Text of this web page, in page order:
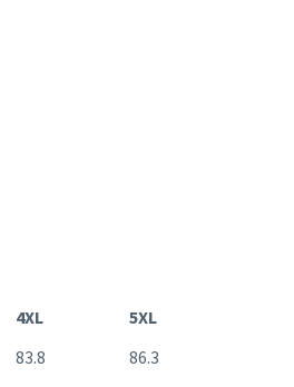
4XL
5XL
83.8
86.3